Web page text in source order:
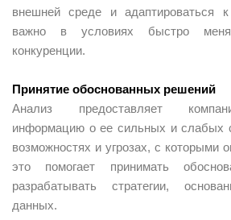
внешней среде и адаптироваться
важно в условиях быстро
конкуренции.
Принятие обоснованных решений
Анализ предоставляет
информацию о ее сильных и слабых
возможностях и угрозах, с которыми
это помогает принимать
разрабатывать стратегии,
данных.